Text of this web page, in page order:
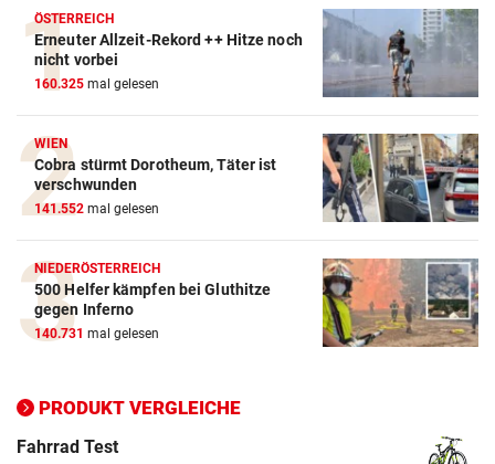
ÖSTERREICH
Erneuter Allzeit-Rekord ++ Hitze noch
nicht vorbei
160.325 mal gelesen
WIEN
Cobra stürmt Dorotheum, Täter ist
verschwunden
141.552 mal gelesen
NIEDERÖSTERREICH
500 Helfer kämpfen bei Gluthitze
gegen Inferno
140.731 mal gelesen
PRODUKT VERGLEICHE
Action-Cam Vergleich
ZUM VERGLEICH
Crosstrainer Vergleich
ZUM VERGLEICH
E-Bike Vergleich
ZUM VERGLEICH
Elektro-Scooter Vergleich
ZUM VERGLEICH
ZUM VERGLEICH
Fahrrad Test